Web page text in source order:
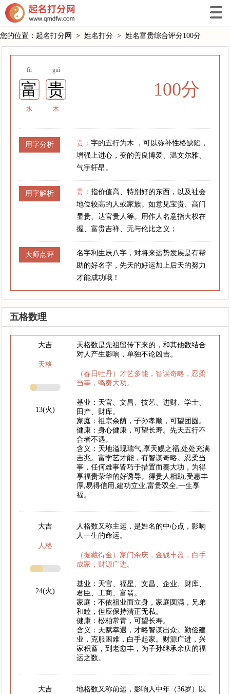
您的位置： 起名打分网 > 姓名打分 > 姓名富贵综合评分100分
fù guì
富 贵
水 木
100分
用字分析 贵：字的五行为木 ，可以弥补性格缺陷，
增强上进心，变的善良博爱、温文尔雅、
气宇轩昂。
用字解析 贵：指价值高、特别好的东西，以及社会
地位较高的人或家族。如意见宝贵、高门
显贵、达官贵人等。用作人名意指大权在
握、富贵吉祥、无与伦比之义；
大师点评
名字利生辰八字，对将来运势发展是有帮
助的好名字，先天的好运加上后天的努力
才能成功哦！
五格数理
大吉
天格
13(火)
天格数是先祖留传下来的，和其他数结合
对人产生影响，单独不论凶吉。
（春日牡丹）才艺多能，智谋奇略，忍柔
当事，鸣奏大功。
基业：天官、文昌、技艺、进财、学士、
田产、财库。
家庭：祖宗余荫，子孙孝顺，可望团圆。
健康：身心健康，可望长寿。先天五行不
合者不遇。
含义：天地溢现瑞气,享天赐之福,处处充满
吉兆。富学艺才能，有智谋奇略。忍柔当
事，任何难事皆巧于措置而奏大功，为得
享福贵荣华的好诱导。得贵人相助,受惠丰
厚,易得信用,建功立业,富贵双全,一生享
福。
大吉
人格
24(火)
人格数又称主运，是姓名的中心点，影响
人一生的命运。
（掘藏得金）家门余庆，金钱丰盈，白手
成家，财源广进。
基业：天官、福星、文昌、企业、财库、
君臣、工商、富翁。
家庭：不依祖业而立身，家庭圆满，兄弟
和睦，但应保持清正无私。
健康：松柏常青，可望长寿。
含义：天赋幸遇，才略智谋出众。勤俭建
业，克服困难，白手起家。财源广进，兴
家积蓄，到老愈丰，为子孙继承余庆的福
运之数。
大吉
地格数又称前运，影响人中年（36岁）以